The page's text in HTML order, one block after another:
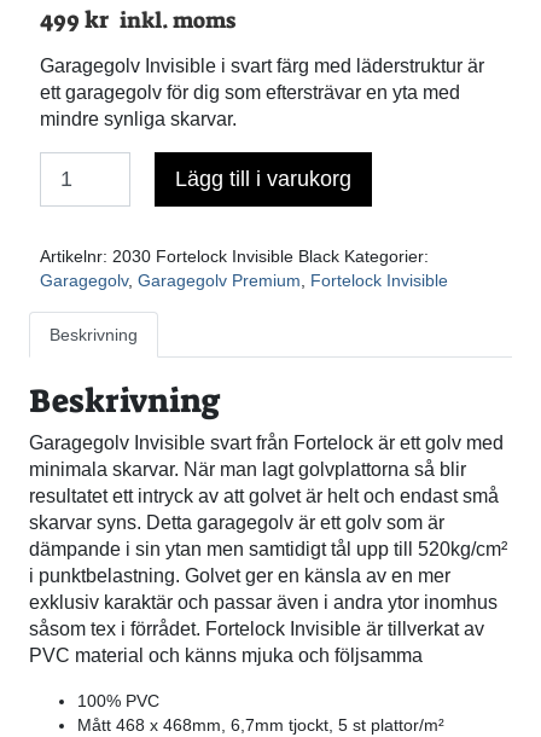
499 kr inkl. moms
Garagegolv Invisible i svart färg med läderstruktur är
ett garagegolv för dig som eftersträvar en yta med
mindre synliga skarvar.
Antal
Lägg till i varukorg
Artikelnr: 2030 Fortelock Invisible Black Kategorier:
Garagegolv, Garagegolv Premium Fortelock Invisible
Beskrivning
Beskrivning
Garagegolv Invisible svart från Fortelock är ett golv med
minimala skarvar. När man lagt golvplattorna så blir
resultatet ett intryck av att golvet är helt och endast små
skarvar syns. Detta garagegolv är ett golv som är
dämpande i sin ytan men samtidigt tål upp till 520kg/cm²
i punktbelastning. Golvet ger en känsla av en mer
exklusiv karaktär och passar även i andra ytor inomhus
såsom tex i förrådet. Fortelock Invisible är tillverkat av
PVC material och känns mjuka och följsamma
100% PVC
Mått 468 x 468mm, 6,7mm tjockt, 5 st plattor/m²